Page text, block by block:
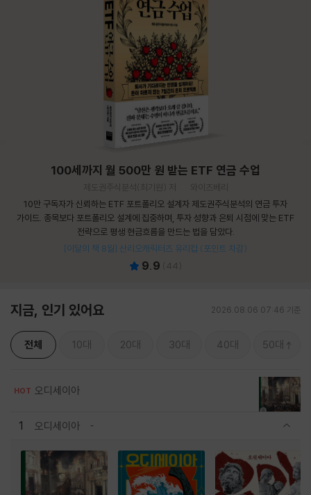
100세까지 월 500만 원 받는 ETF 연금 수업
제도권주식분석(최기원) 저
와이즈베리
10만 구독자가 신뢰하는 ETF 포트폴리오 설계자 제도권주식분석의 연금 투자
가이드. 종목보다 포트폴리오 설계에 집중하며, 투자 성향과 은퇴 시점에 맞는 ETF
전략으로 평생 현금흐름을 만드는 법을 담았다.
[이달의 책 8월] 산리오캐릭터즈 유리컵 (포인트 차감)
9.9 44
지금, 인기 있어요 2026.08.06 07:46 기준
전체 10대 20대 30대 40대 50대
HOT 오디세이아
1 오디세이아